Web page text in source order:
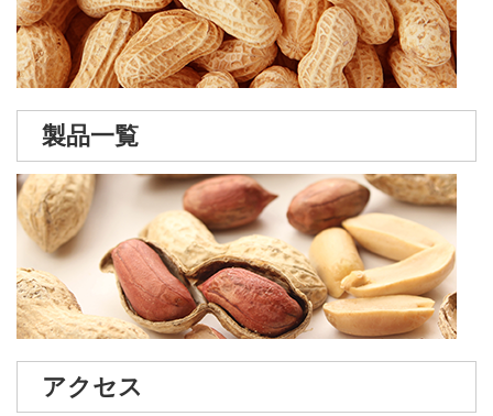
製品一覧
アクセス